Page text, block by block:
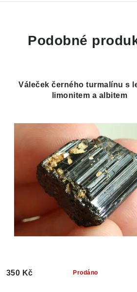
Podobné
Váleček černého turmalínu s
limonitem a albitem
Prodáno
350 Kč